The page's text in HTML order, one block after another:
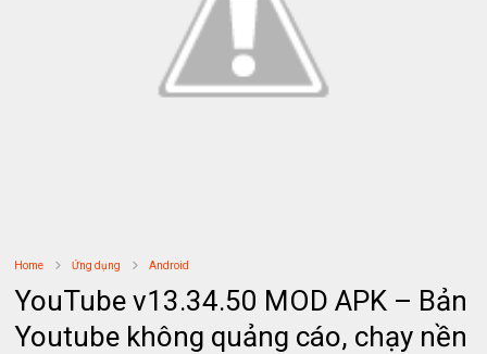
Home Ứng dụng Android
YouTube v13.34.50 MOD APK – Bản
Youtube không quảng cáo, chạy nền